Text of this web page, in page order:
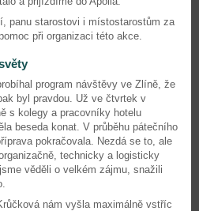
panu starostovi i místostarostům za
při organizaci této akce.
program návštěvy ve Zlíně, že
byl pravdou. Už ve čtvrtek v
s kolegy a pracovníky hotelu
beseda konat. V průběhu pátečního
pokračovala. Nezdá se to, ale
technicky a logisticky
věděli o velkém zájmu, snažili
nám vyšla maximálně vstříc